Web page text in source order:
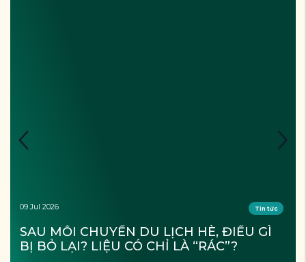
09 Jul 2026 Tin tức
SAU MỖI CHUYẾN DU LỊCH HÈ, ĐIỀU GÌ
BỊ BỎ LẠI? LIỆU CÓ CHỈ LÀ “RÁC”?